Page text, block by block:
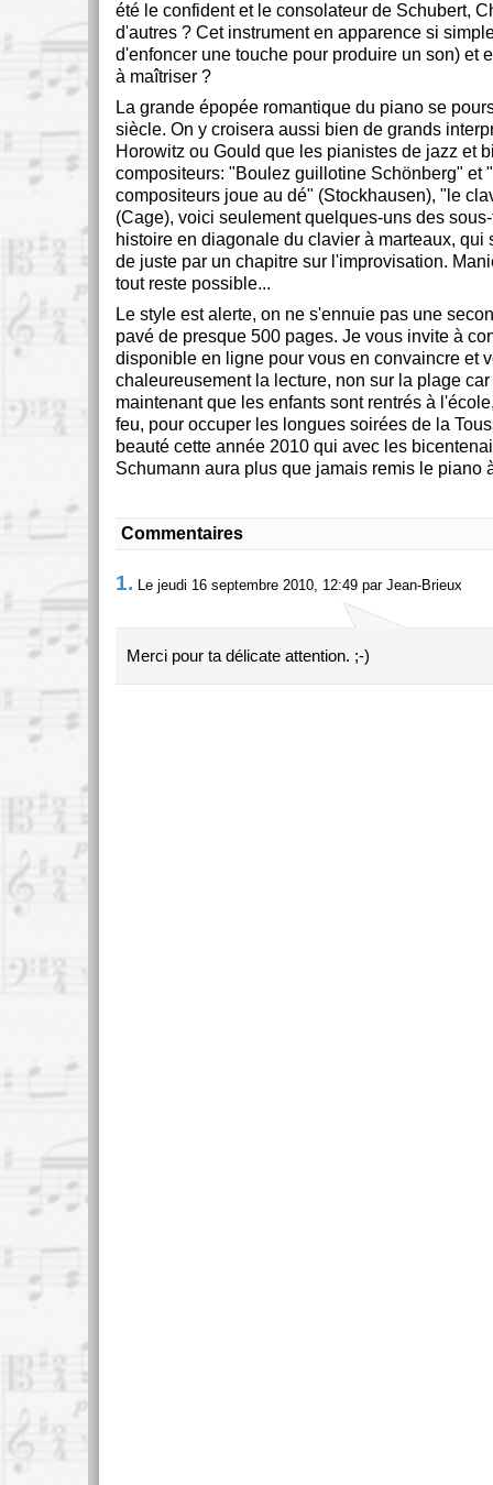
été le confident et le consolateur de Schubert,
d'autres ? Cet instrument en apparence si
d'enfoncer une touche pour produire un son) et
à maîtriser ?
La grande épopée romantique du piano se
siècle. On y croisera aussi bien de grands
Horowitz ou Gould que les pianistes de jazz et
compositeurs: "Boulez guillotine Schönberg" et
compositeurs joue au dé" (Stockhausen), "le
(Cage), voici seulement quelques-uns des
histoire en diagonale du clavier à marteaux, qui
de juste par un chapitre sur l'improvisation.
tout reste possible...
Le style est alerte, on ne s'ennuie pas une
pavé de presque 500 pages. Je vous invite à
disponible en ligne pour vous en convaincre et
chaleureusement la lecture, non sur la plage
maintenant que les enfants sont rentrés à
feu, pour occuper les longues soirées de la
beauté cette année 2010 qui avec les
Schumann aura plus que jamais remis le piano
Commentaires
1. Le jeudi 16 septembre 2010, 12:49 par Jean-Brieux
Merci pour ta délicate attention. ;-)